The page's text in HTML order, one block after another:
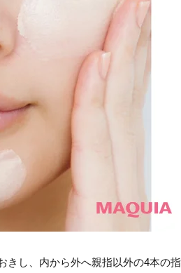
きし、内から外へ親指以外の4本の指